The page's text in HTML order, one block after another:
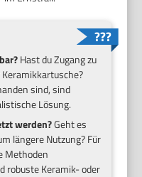
Hast du Zugang zu
sind, sind
Lösung.
werden?Geht es
längere Nutzung? Für
Methoden
robuste Keramik- oder